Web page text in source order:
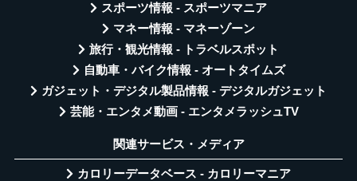
スポーツ情報 - スポーツマニア
マネー情報 - マネーゾーン
旅行・観光情報 - トラベルスポット
自動車・バイク情報 - オートタイムズ
ガジェット・デジタル製品情報 - デジタルガジェット
芸能・エンタメ動画 - エンタメラッシュTV
関連サービス・メディア
カロリーデータベース - カロリーマニア